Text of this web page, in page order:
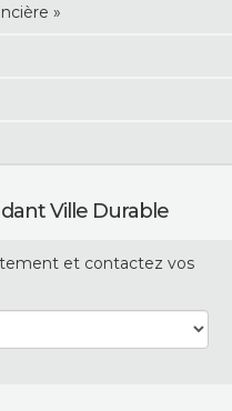
»
Ville Durable
et contactez vos